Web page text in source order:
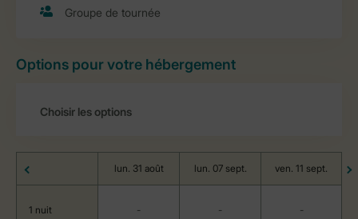
Options pour votre hébergement
lun. 31 août lun. 07 sept. ven. 11 sept.
1 nuit - - -